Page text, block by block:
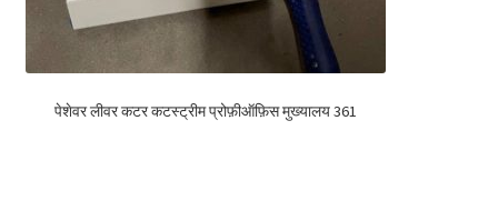
पेशेवर लीवर कटर कटस्ट्रीम प्रोफ़ीऑफ़िस मुख्यालय 361